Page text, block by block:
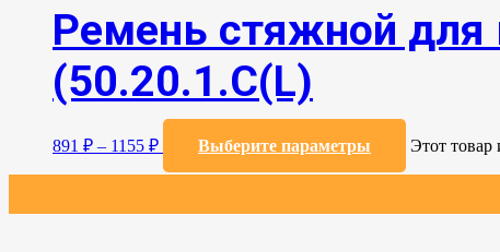
Ремень стяжной для
(50.20.1.С(L)
891 ₽ – 1155 ₽ Выберите параметры Этот товар